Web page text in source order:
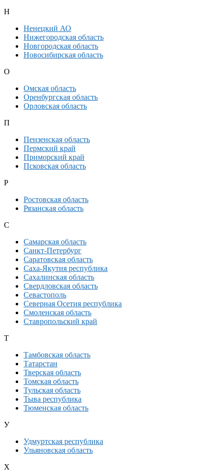
Н
Ненецкий АО
Нижегородская область
Новгородская область
Новосибирская область
О
Омская область
Оренбургская область
Орловская область
П
Пензенская область
Пермский край
Приморский край
Псковская область
Р
Ростовская область
Рязанская область
С
Самарская область
Санкт-Петербург
Саратовская область
Саха-Якутия республика
Сахалинская область
Свердловская область
Севастополь
Северная Осетия республика
Смоленская область
Ставропольский край
Т
Тамбовская область
Татарстан
Тверская область
Томская область
Тульская область
Тыва республика
Тюменская область
У
Удмуртская республика
Ульяновская область
Х